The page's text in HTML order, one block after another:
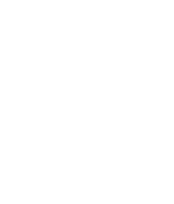
Sie einen